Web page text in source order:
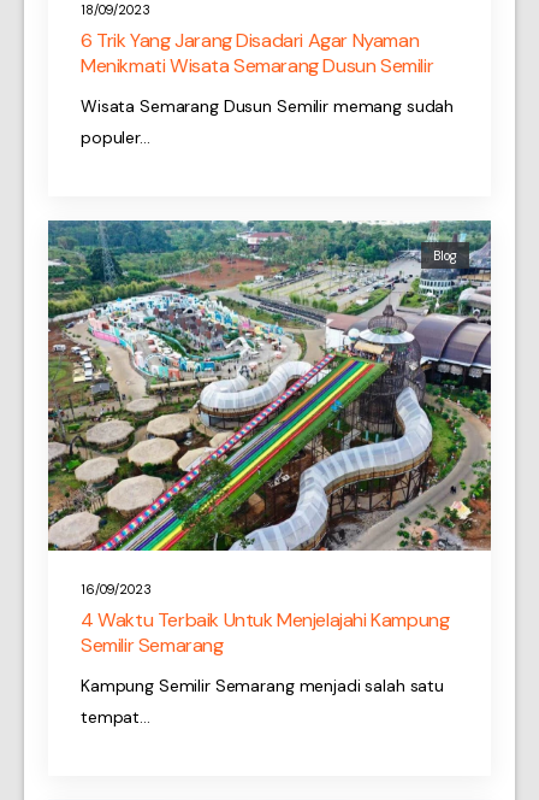
18/09/2023
6 Trik Yang Jarang Disadari Agar Nyaman
Menikmati Wisata Semarang Dusun Semilir
Wisata Semarang Dusun Semilir memang sudah
populer…
16/09/2023
Blog
4 Waktu Terbaik Untuk Menjelajahi Kampung
Semilir Semarang
Kampung Semilir Semarang menjadi salah satu
tempat…